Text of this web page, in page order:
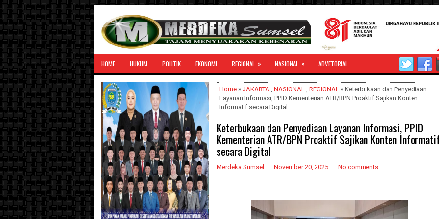
HOME HUKUM POLITIK EKONOMI REGIONAL » NASIONAL » ADVETORIAL
Home » JAKARTA , NASIONAL , REGIONAL » Keterbukaan dan Penyediaan
Layanan Informasi, PPID Kementerian ATR/BPN Proaktif Sajikan Konten
Informatif secara Digital
Keterbukaan dan Penyediaan Layanan Informasi, PPID
Kementerian ATR/BPN Proaktif Sajikan Konten
secara Digital
Merdeka Sumsel November 20, 2025 No comments